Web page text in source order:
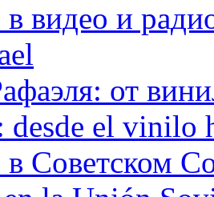
в видео и
от
desde el vinilo
в Советском